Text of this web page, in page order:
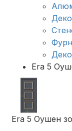
Era 5
Era 5 Оушен